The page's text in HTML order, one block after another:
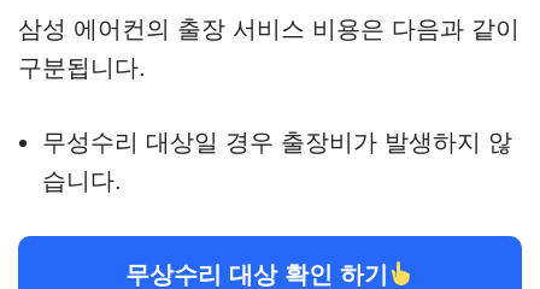
삼성 에어컨의 출장 서비스 비용은 다음과 같이
구분됩니다.
무성수리 대상일 경우 출장비가 발생하지 않
습니다.
무상수리 대상 확인 하기